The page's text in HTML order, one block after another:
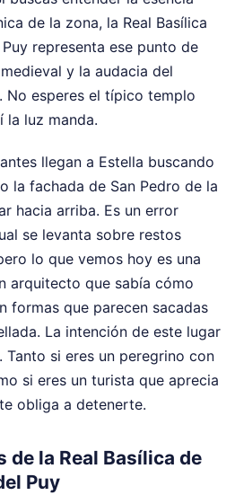
de la zona, la Real Basílica
representa ese punto de
y la audacia del
No esperes el típico templo
la luz manda.
llegan a Estella buscando
la fachada de San Pedro de la
hacia arriba. Es un error
se levanta sobre restos
lo que vemos hoy es una
arquitecto que sabía cómo
formas que parecen sacadas
La intención de este lugar
si eres un peregrino con
si eres un turista que aprecia
obliga a detenerte.
de la Real Basílica de
Puy